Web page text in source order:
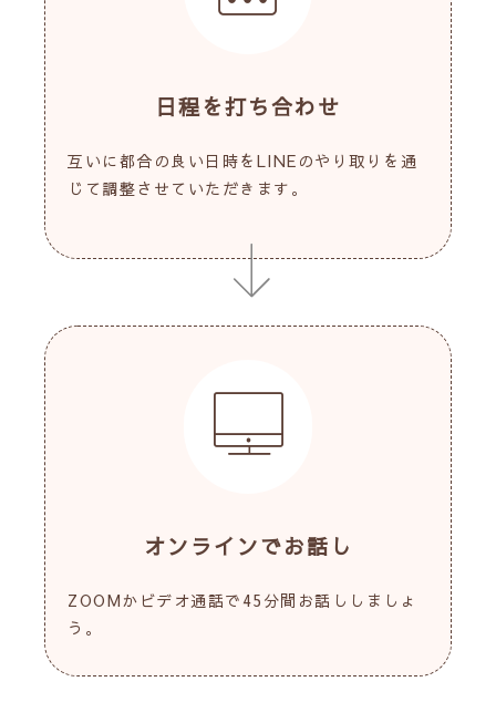
日程を打ち合わせ
互いに都合の良い日時をLINEのやり取りを通
じて調整させていただきます。
オンラインでお話し
ZOOMかビデオ通話で45分間お話ししましょ
う。